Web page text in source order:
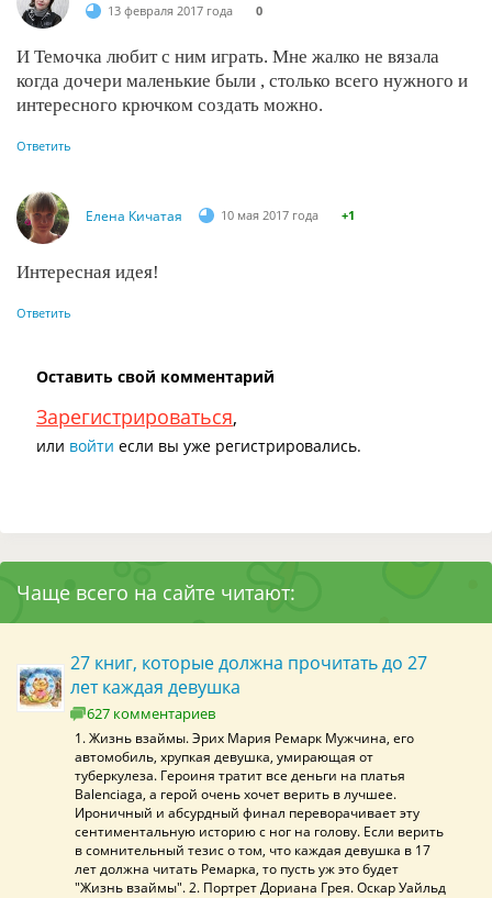
13 февраля 2017 года 0
И Темочка любит с ним играть. Мне жалко не вязала
когда дочери маленькие были , столько всего нужного и
интересного крючком создать можно.
Ответить
Елена Кичатая 10 мая 2017 года +1
Интересная идея!
Ответить
Оставить свой комментарий
Зарегистрироваться,
или войти если вы уже регистрировались.
Чаще всего на сайте читают:
27 книг, которые должна прочитать до 27
лет каждая девушка
627 комментариев
1. Жизнь взаймы. Эрих Мария Ремарк Мужчина, его
автомобиль, хрупкая девушка, умирающая от
туберкулеза. Героиня тратит все деньги на платья
Balenciaga, а герой очень хочет верить в лучшее.
Ироничный и абсурдный финал переворачивает эту
сентиментальную историю с ног на голову. Если верить
в сомнительный тезис о том, что каждая девушка в 17
лет должна читать Ремарка, то пусть уж это будет
"Жизнь взаймы". 2. Портрет Дориана Грея. Оскар Уайльд